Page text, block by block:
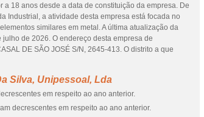
18 anos desde a data de constituição da empresa. De
Industrial, a atividade desta empresa está focada no
similares em metal. A última atualização da
julho de 2026. O endereço desta empresa de
DE SÃO JOSÉ S/N, 2645-413. O distrito a que
Silva, Unipessoal, Lda
em respeito ao ano anterior.
decrescentes em respeito ao ano anterior.